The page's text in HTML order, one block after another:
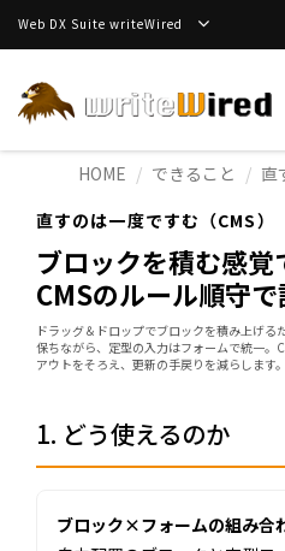
Web DX Suite writeWired
HOME
できること
直
直すのは一度ですむ（CMS）
ブロックを積む感
CMSのルール順守
ドラッグ＆ドロップでブロックを積み上げる
保ちながら、定型の入力はフォームで統一。
アウトをそろえ、更新の手戻りを減らします。
1. どう使えるのか
ブロック×フォームの組み合